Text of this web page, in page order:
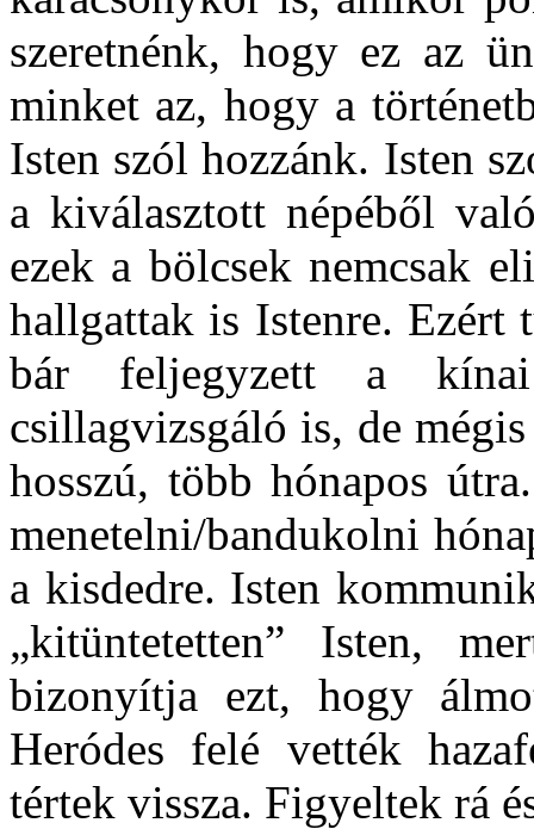
szeretnénk, hogy ez az
minket az, hogy a
Isten szól hozzánk. Isten
a kiválasztott népéből
ezek a bölcsek nemcsak
hallgattak is Istenre.
bár feljegyzett a
csillagvizsgáló is, de
hosszú, több hónapos
menetelni/bandukolni
a kisdedre. Isten
„kitüntetetten” Isten,
bizonyítja ezt, hogy
Heródes felé vették
tértek vissza. Figyeltek rá